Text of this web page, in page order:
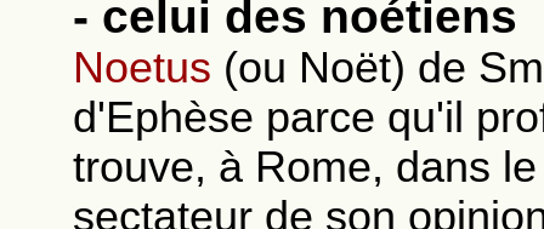
- celui des noétiens
Noetus (ou Noët) de
d'Ephèse parce qu'il
trouve, à Rome, dans
sectateur de son